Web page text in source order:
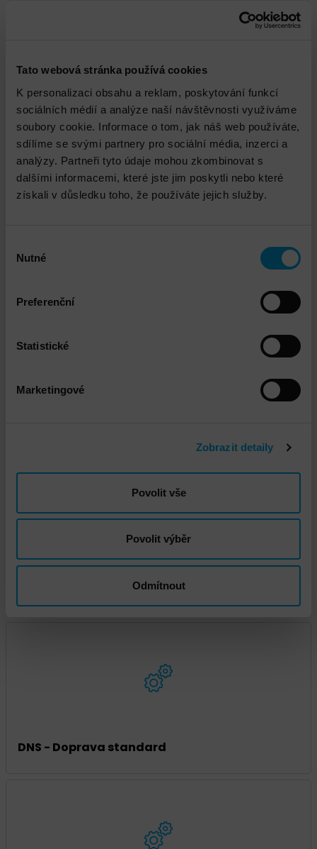
Tato webová stránka používá cookies
K personalizaci obsahu a reklam, poskytování funkcí
sociálních médií a analýze naší návštěvnosti využíváme
soubory cookie. Informace o tom, jak náš web používáte,
sdílíme se svými partnery pro sociální média, inzerci a
analýzy. Partneři tyto údaje mohou zkombinovat s
dalšími informacemi, které jste jim poskytli nebo které
získali v důsledku toho, že používáte jejich služby.
souhlasu
Nutné
Preferenční
Statistické
Marketingové
Zobrazit detaily
Povolit vše
Povolit výběr
Odmítnout
Jiří Kos
jkos@dns.cz
Propojené služby
Fortinet Instalace a implementace FortiGate
DNS - Doprava standard